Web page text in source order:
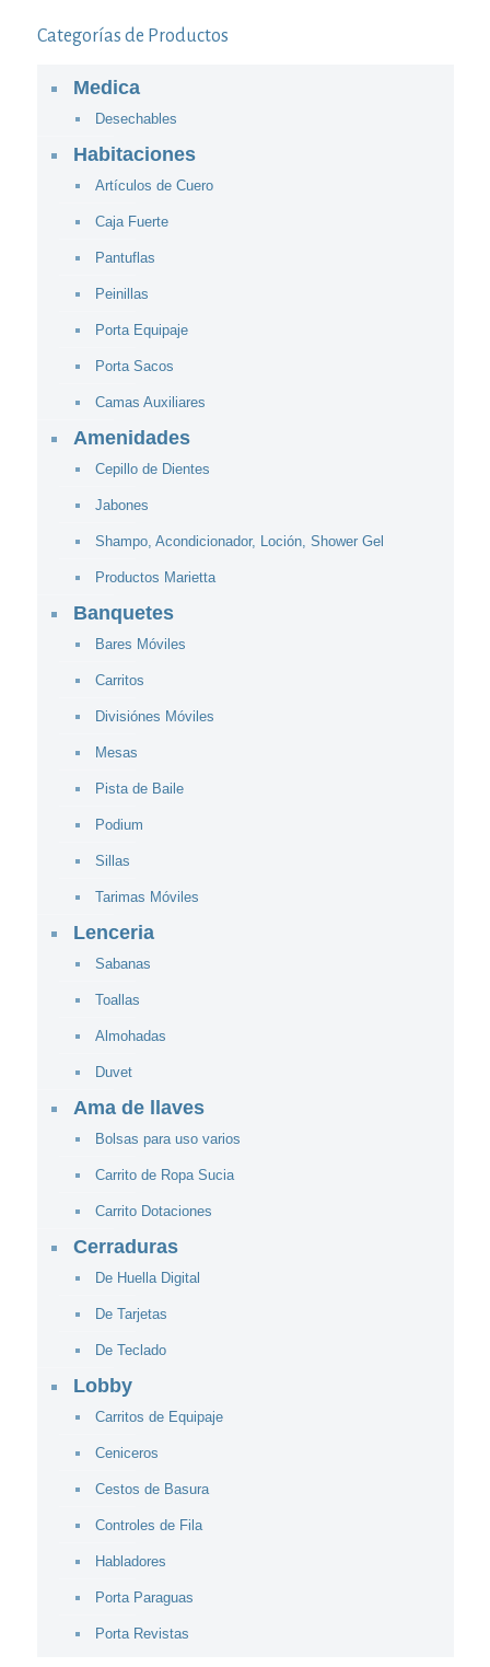
Categorías de Productos
Medica
Desechables
Habitaciones
Artículos de Cuero
Caja Fuerte
Pantuflas
Peinillas
Porta Equipaje
Porta Sacos
Camas Auxiliares
Amenidades
Cepillo de Dientes
Jabones
Shampo, Acondicionador, Loción, Shower Gel
Productos Marietta
Banquetes
Bares Móviles
Carritos
Divisiónes Móviles
Mesas
Pista de Baile
Podium
Sillas
Tarimas Móviles
Lenceria
Sabanas
Toallas
Almohadas
Duvet
Ama de llaves
Bolsas para uso varios
Carrito de Ropa Sucia
Carrito Dotaciones
Cerraduras
De Huella Digital
De Tarjetas
De Teclado
Lobby
Carritos de Equipaje
Ceniceros
Cestos de Basura
Controles de Fila
Habladores
Porta Paraguas
Porta Revistas